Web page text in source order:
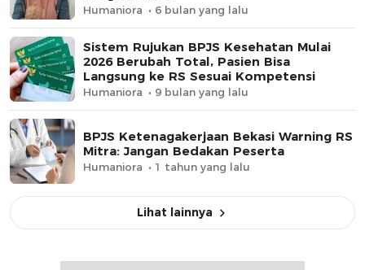
Humaniora 6 bulan yang lalu
Sistem Rujukan BPJS Kesehatan Mulai
2026 Berubah Total, Pasien Bisa
Langsung ke RS Sesuai Kompetensi
Humaniora 9 bulan yang lalu
BPJS Ketenagakerjaan Bekasi Warning RS
Mitra: Jangan Bedakan Peserta
Humaniora 1 tahun yang lalu
Lihat lainnya